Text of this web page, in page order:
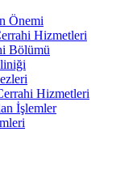
Önemi
Hizmetleri
Bölümü
Hizmetleri
İşlemler